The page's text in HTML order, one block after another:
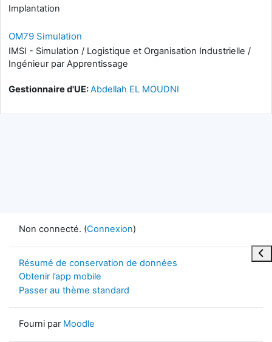
Implantation
OM79 Simulation
IMSI - Simulation / Logistique et Organisation Industrielle /
Ingénieur par Apprentissage
Gestionnaire d'UE:Abdellah EL MOUDNI
Non connecté. (Connexion)
Résumé de conservation de données
Obtenir l’app mobile
Passer au thème standard
Fourni par Moodle